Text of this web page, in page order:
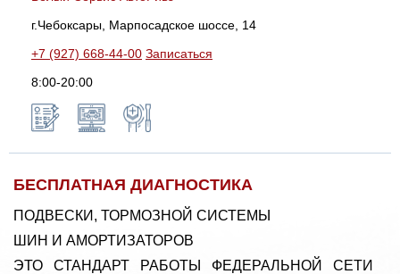
г.Чебоксары, Марпосадское шоссе, 14
+7 (927) 668-44-00 Записаться
8:00-20:00
БЕСПЛАТНАЯ ДИАГНОСТИКА
ПОДВЕСКИ, ТОРМОЗНОЙ СИСТЕМЫ
ШИН И АМОРТИЗАТОРОВ
ЭТО СТАНДАРТ РАБОТЫ ФЕДЕРАЛЬНОЙ СЕТИ